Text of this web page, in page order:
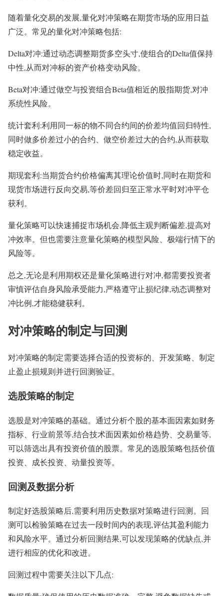
随着量化交易的发展,量化对冲策略在期货市场的应用日益
广泛。常见的量化对冲策略包括:
Delta对冲:通过动态调整期货多空头寸,使组合的Delta值保持
中性,从而对冲标的资产价格变动风险。
Beta对冲:通过做空与投资组合Beta值相近的股指期货,对冲
系统性风险。
统计套利:利用同一标的物不同合约间的价差均值回归特性,
同时做多价差过小的合约、做空价差过大的合约,从而获取
稳定收益。
期现套利:当期货合约价格偏离其理论价值时,同时在期货和
现货市场进行反向交易,等价差回归至正常水平时对冲平仓
获利。
量化策略可以快速捕捉市场机会,降低主观判断偏差,提高对
冲效率。但也需要注意量化策略的模型风险、极端行情下的
风险等。
总之,无论是利用期权还是量化策略进行对冲,都需要投资者
审慎评估自身风险承受能力,严格遵守止损纪律,动态调整对
冲比例,才能稳健获利。
对冲策略的制定与回测
对冲策略的制定需要选择合适的投资标的、开发策略、制定
止盈止损规则并进行回测验证。
选股策略的制定
选股是对冲策略的基础。通过分析个股的基本面因素如财务
指标、行业前景等,结合技术面因素如价格趋势、交易量等,
可以筛选出具有投资价值的股票。常见的选股策略包括价值
投资、成长投资、动量投资等。
回测及数据分析
制定好选股策略后,需要利用历史数据对策略进行回测。回
测可以检验策略在过去一段时间内的表现,评估其盈利能力
和风险水平。通过分析回测结果,可以发现策略的优缺点,并
进行相应的优化和改进。
回测过程中需要关注以下几点: